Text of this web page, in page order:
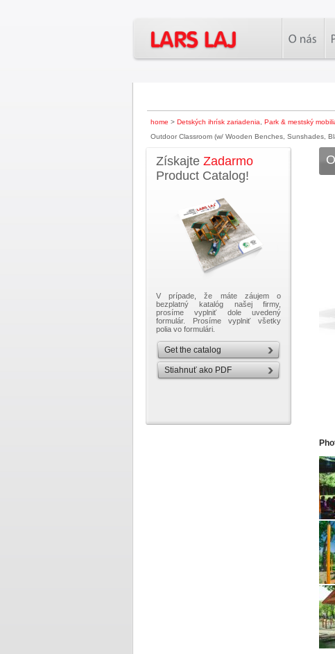
home > Detských ihrísk zariadenia Park & mestský
Outdoor Classroom (w/ Wooden Benches, Sunshades,
Získajte Zadarmo
Product Catalog!
V prípade, že máte záujem o
bezplatný katalóg našej firmy,
prosíme vyplniť dole uvedený
formulár. Prosíme vyplniť všetky
polia vo formulári.
Get the catalog
Stiahnuť ako PDF